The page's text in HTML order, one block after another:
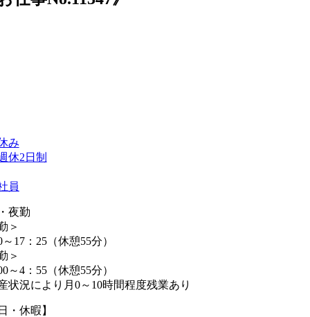
み
休2日制
員
夜勤
＞
17：25（休憩55分）
＞
～4：55（休憩55分）
状況により月0～10時間程度残業あり
・休暇】